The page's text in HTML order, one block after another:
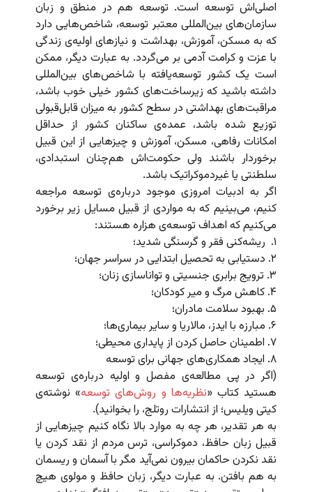
اصلی‌اش توسعه است. توسعه هم در منطق و زبان
سازمان‌های بین‌المللی معتبر توسعه، شاخص‌هایی دارد
که به مسکن، آموزش، بهداشت و نیازهای اولیه‌ی زندگی
با عزت و کرامت آدمی بر می‌گردد. به عبارت دیگر، ممکن
است یک کشور توسعه‌یافته با شاخص‌های بین‌المللی
داشته باشید که زیرساخت‌های کشور خیلی خوب باشد،
مراقبت‌های بهداشتی در سطح کشور به میزان قابل‌قبولی
توزیع شده باشد، عمده‌ی ساکنان کشور از حداقل
امکانات رفاهی،‌ مسکن، آموزش و چیزهایی از این قبیل
برخوردار باشند ولی حکومت‌اش هم‌چنان استبدادی،
سلطنتی یا غیردموکراتیک باشد.
اگر به ادبیات امروزی موجود درباره‌ی توسعه مراجعه
کنیم، می‌بینیم که به مواردی از قبیل مسایل زیر برخورد
می‌‌کنیم که اهداف توسعه‌ی هزاره‌ هستند:
۱. ریشه‌کنی فقر و گرسنگی شدید؛
۲. دستیابی به تحصیل ابتدایی در سراسر جهان؛
۳. ترویج برابری جنسیتی و تواناسازی زنان؛
۴. کاهش مرگ و میر کودکان؛
۵. بهبود سلامت مادران؛
۶. مبارزه با ایدز، مالاریا و سایر بیماری‌ها؛
۷. اطمینان حاصل کردن از پایداری محیطی؛
۸. ایجاد همکاری‌های جهانی برای توسعه
(اگر در پی مطالعه‌‌ی مفصل و اولیه درباره‌ی توسعه
هستید کتاب «نظریه‌ها و روش‌های توسعه» نوشته‌ی
کیتی ویلیس؛ از انتشارات روتلج، را بخوانید).
به هر تقدیر، هر چه به موارد بالا نگاه کنیم چیزهایی از
قبیل زبان حافظ، دموکراسی، ترس مردم از نقد کردن یا
نقد نکردن حاکمان بیرون نمی‌آید مگر با آسمان و ریسمان
به هم بافتن. به عبارت دیگر، زبان حافظ و مولوی هیچ